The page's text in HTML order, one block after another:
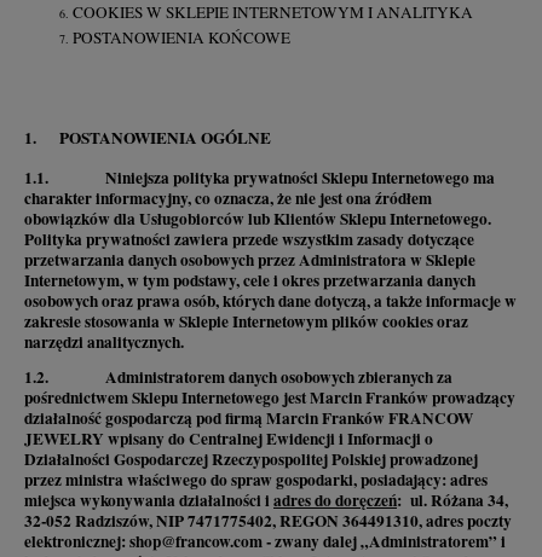
COOKIES W SKLEPIE INTERNETOWYM I ANALITYKA
POSTANOWIENIA KOŃCOWE
1. POSTANOWIENIA OGÓLNE
1.1. Niniejsza polityka prywatności Sklepu Internetowego ma
charakter informacyjny, co oznacza, że nie jest ona źródłem
obowiązków dla Usługobiorców lub Klientów Sklepu Internetowego.
Polityka prywatności zawiera przede wszystkim zasady dotyczące
przetwarzania danych osobowych przez Administratora w Sklepie
Internetowym, w tym podstawy, cele i okres przetwarzania danych
osobowych oraz prawa osób, których dane dotyczą, a także informacje w
zakresie stosowania w Sklepie Internetowym plików cookies oraz
narzędzi analitycznych.
1.2. Administratorem danych osobowych zbieranych za
pośrednictwem Sklepu Internetowego jest Marcin Franków prowadzący
działalność gospodarczą pod firmą Marcin Franków FRANCOW
JEWELRY wpisany do Centralnej Ewidencji i Informacji o
Działalności Gospodarczej Rzeczypospolitej Polskiej prowadzonej
przez ministra właściwego do spraw gospodarki, posiadający: adres
miejsca wykonywania działalności i adres do doręczeń: ul. Różana 34,
32-052 Radziszów, NIP 7471775402, REGON 364491310, adres poczty
elektronicznej: shop@francow.com - zwany dalej „Administratorem” i